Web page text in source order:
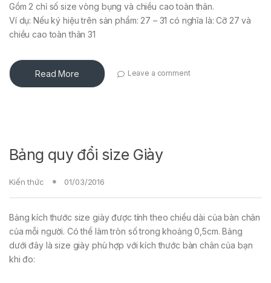
Gồm 2 chỉ số size vòng bụng và chiều cao toàn thân.
Ví dụ: Nếu ký hiệu trên sản phẩm: 27 – 31 có nghĩa là: Cỡ 27 và
chiều cao toàn thân 31
Read More Leave a comment
Bảng quy đổi size Giày
Kiến thức 01/03/2016
Bảng kích thước size giày được tính theo chiều dài của bàn chân
của mỗi người. Có thể làm tròn số trong khoảng 0,5cm. Bảng
dưới đây là size giày phù hợp với kích thước bàn chân của bạn
khi đo: